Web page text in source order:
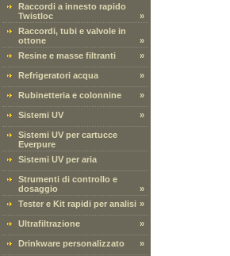
Raccordi a innesto rapido
Twistloc
»
Raccordi, tubi e valvole in
ottone
»
Resine e masse filtranti
»
Refrigeratori acqua »
Rubinetteria e colonnine »
Sistemi UV »
Sistemi UV per cartucce
Everpure
Sistemi UV per aria
Strumenti di controllo e
dosaggio
»
Tester e Kit rapidi per analisi »
Ultrafiltrazione »
Drinkware personalizzato »